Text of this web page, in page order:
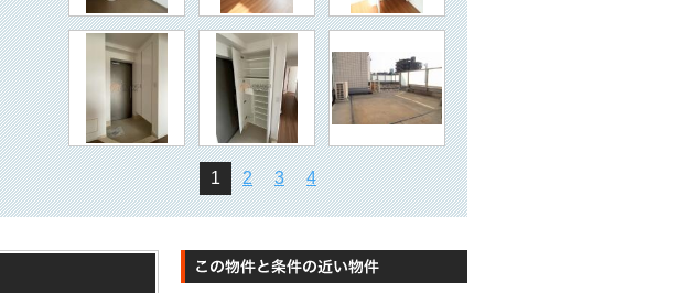
1 2 3 4